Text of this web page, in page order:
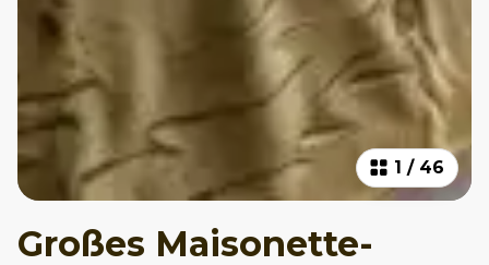
1 / 46
Großes Maisonette-